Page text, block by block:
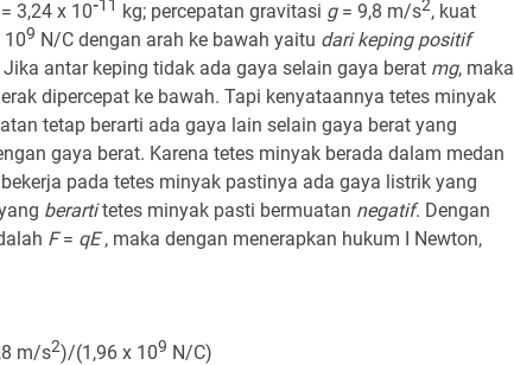
3,24 x 10-11 kg; percepatan gravitasi g= 9,8 m/s2, kuat
109 N/C dengan arah ke bawah yaitu dari keping positif
Jika antar keping tidak ada gaya selain gaya berat mg, maka
dipercepat ke bawah. Tapi kenyataannya tetes minyak
tetap berarti ada gaya lain selain gaya berat yang
gaya berat. Karena tetes minyak berada dalam medan
pada tetes minyak pastinya ada gaya listrik yang
berartitetes minyak pasti bermuatan negatif. Dengan
F= qE, maka dengan menerapkan hukum I Newton,
m/s2)/(1,96 x 109 N/C)